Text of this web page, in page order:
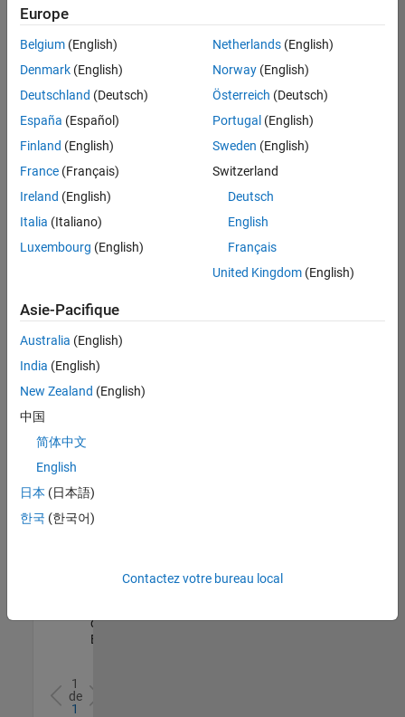
sélectionnées
Les
descriptions
poste
n’ont
pas
été
traduites.
Effectuez
lieu
pour
l’ensemble
des
opportunités
votre
région.
Senior Software Quality Engineer
Senior
Engineer
qualité |
Expérimenté(e)
1
de
1
Europe
Belgium (English)
Denmark (English)
Deutschland (Deutsch)
España (Español)
Finland (English)
France (Français)
Ireland (English)
Italia (Italiano)
Luxembourg (English)
Netherlands(English)
Norway(English)
Österreich (Deutsch)
Portugal (English)
Sweden (English)
Switzerland
Deutsch
English
Français
United Kingdom(English)
Asie-Pacifique
Australia (English)
India (English)
New Zealand (English)
中国
简体中文
English
日本 (日本語)
한국 (한국어)
Contactez votre bureau local